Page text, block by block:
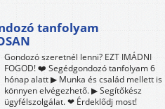
tanfolyam
Gondozó szeretnél lenni? EZT IMÁDNI
FOGOD! ❤️ Segédgondozó tanfolyam 6
hónap alatt ▶ Munka és család mellett is
könnyen elvégezhető. ▶ Segítőkész
ügyfélszolgálat. ❤ Érdeklődj most!